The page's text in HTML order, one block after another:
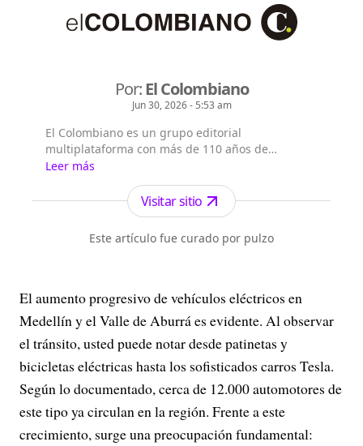
Por:El Colombiano
Jun 30, 2026 - 5:53 am
El Colombiano es un grupo editorial
multiplataforma con más de 110 años de
existencia. Nació en la ciudad de Medellín en
Antioquia. Fundado el 6 de febrero de 1912 por
Francisco de Paula Pérez, se ha especializado en
la investigación y generación de contenidos
periodísticos para diferentes plataformas en las
que provee a las a...
Leer más
Visitar sitio
Este artículo fue curado por pulzo
El aumento progresivo de vehículos eléctricos en
Medellín y el Valle de Aburrá es evidente. Al observar
el tránsito, usted puede notar desde patinetas y
bicicletas eléctricas hasta los sofisticados carros Tesla.
Según lo documentado, cerca de 12.000 automotores de
este tipo ya circulan en la región. Frente a este
crecimiento, surge una preocupación fundamental: